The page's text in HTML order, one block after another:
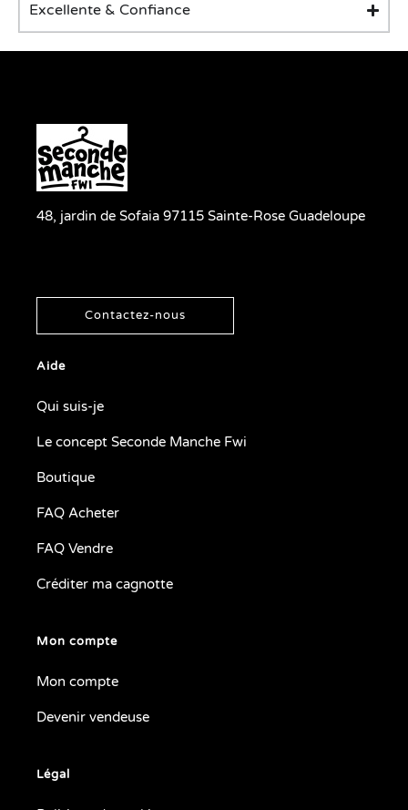
Excellente & Confiance
48, jardin de Sofaia 97115 Sainte-Rose Guadeloupe
Contactez-nous
Aide
Qui suis-je
Le concept Seconde Manche Fwi
Boutique
FAQ Acheter
FAQ Vendre
Créditer ma cagnotte
Mon compte
Mon compte
Devenir vendeuse
Légal